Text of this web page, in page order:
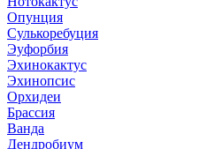
Опунция
Сулькоребуция
Эуфорбия
Эхинокактус
Эхинопсис
Орхидеи
Брассия
Ванда
Дендробиум